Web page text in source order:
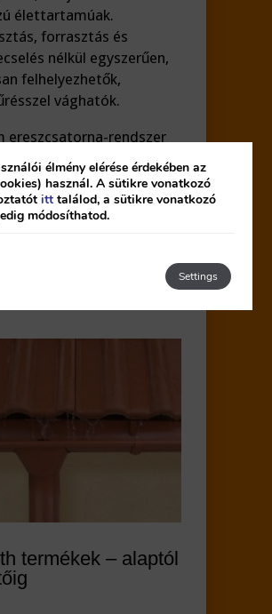
élettartamúak.
forrasztás és
nélkül egyszerűen,
felhelyezhetők,
vághatók.
ereszcsatorna-rendszer
bevonattal ellátott
acéllemez, hosszú
ad lehetőséget,
termékek – alaptól
élmény elérése érdekében az
használ. A sütikre vonatkozó
itt találod, a sütikre vonatkozó
módosíthatod.
Settings